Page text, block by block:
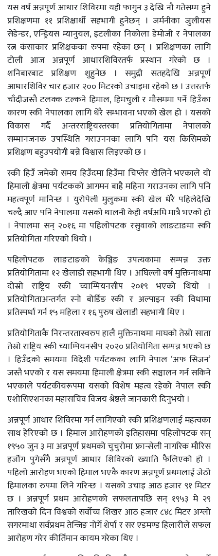
यस वर्ष अन्नपूर्ण आधार शिविरमा यही फागुन ३ देखि नौ गतेसम्म हुने
प्रशिक्षणमा ११ प्रशिक्षार्थी सहभागी हुनेछन् । जर्मनीका जुलीयस
सेडेन्डर, एन्ड्रियस म्यानुयल, इटलीका निकोला डेमोजी र नेपालका
रत्न कंसाकार प्रशिक्षकका रुपमा रहेका छन् । प्रशिक्षणका लागि
टोली आज अन्नपूर्ण आधारशिविरतर्फ प्रस्थान गरेको छ ।
शनिबारबाट प्रशिक्षण शुहुनेछ । समुद्री सतहदेखि अन्नपूर्ण
आधारशिविर चार हजार २०० मिटरको उचाइमा रहेको छ । उत्तरतर्फ
चाँदीजस्तै टलक्क टल्कने हिमाल, हिमचुली र मौसममा पर्ने हिउँका
कारण स्की नेपालका लागि धेरै सम्भावना भएको खेल हो । यसको
विकास गर्दै अन्तरराष्ट्रियस्तरका प्रतियोगितामा नेपालको
सम्मानजनक उपस्थिति गराउननका लागि पनि यस किसिमको
प्रशिक्षण बहुउपयोगी बन्ने विश्वास लिइएको छ ।
स्की हिउँ जमेको समय हिउँदमा हिउँमा चिप्लेर खेलिने भएकाले यो
हिमाली क्षेत्रमा पर्यटकको आगमन बाह्रै महिना गराउनका लागि पनि
महत्वपूर्ण मानिन्छ । युरोपेली मुलुकमा स्की खेल धेरै पहिलेदेखि
चल्दै आए पनि नेपालमा यसको थालनी केही वर्षअघि मात्रै भएको हो
। नेपालमा सन् २०१६ मा पहिलोपटक रसुवाको लाङटाङमा स्की
प्रतियोगिता गरिएको थियो ।
पहिलोपटक लाङटाङको केञ्जिङ उपत्यकामा सम्पन्न उक्त
प्रतियोगितामा १२ खेलाडी सहभागी थिए । अघिल्लो वर्ष मुक्तिनाथमा
दोस्रो राष्ट्रिय स्की च्याम्पियनसीप २०१९ भएको थियो ।
प्रतियोगिताअन्तर्गत स्नो बोर्डिङ स्की र अल्पाइन स्की विधामा
प्रतिस्पर्धा गर्न १५ महिला र १६ पुरुष खेलाडी सहभागी थिए ।
प्रतियोगिताकै निरन्तरतास्वरुप हालै मुक्तिनाथमा माघको तेस्रो साता
तेस्रो राष्ट्रिय स्की च्याम्पियनसीप २०२० प्रतियोगिता सम्पन्न भएको छ
। हिउँदको समयमा विदेशी पर्यटकका लागि नेपाल ‘अफ सिजन’
जस्तै भएको र यस समयमा हिमाली क्षेत्रमा स्की सञ्चालन गर्न सकिने
भएकाले पर्यटकीयरूपमा यसको विशेष महत्व रहेको नेपाल स्की
एशोसिएशनका महासचिव विजय श्रेष्ठले जानकारी दिनुभयो ।
अन्नपूर्ण आधार शिविरमा गर्न लागिएको स्की प्रशिक्षणलाई महत्वका
साथ हेरिएको छ । हिमाल आरोहणको इतिहासमा पहिलोपटक सन्
१९५० जुन ३ मा अन्नपूर्ण प्रथमको चुचुरोमा फ्रान्सेली नागरिक मौरिस
हर्जोेग पुगेसँगै अन्नपूर्ण आधार शिविरको ख्याति फैलिएको हो ।
पहिलो आरोहण भएको हिमाल भएकै कारण अन्नपूर्ण प्रथमलाई जेठो
हिमालका रुपमा लिने गरिन्छ । यसको उचाइ आठ हजार ९१ मिटर
छ । अन्नपूर्ण प्रथम आरोहणको सफलतापछि सन् १९५३ मे २९
तारिखको दिन विश्वको सर्वोच्च शिखर आठ हजार ८४८ मिटर अग्लो
सगरमाथा सर्वप्रथम तेन्जिङ नोर्गे शेर्पा र सर एडमण्ड हिलारीले सफल
आरोहण गरेर कीर्तिमान कायम गरेका थिए ।